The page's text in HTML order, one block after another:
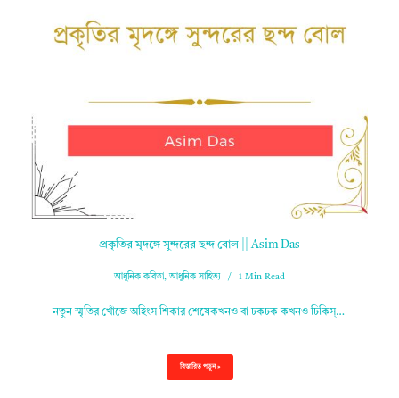
প্রকৃতির মৃদঙ্গে সুন্দরের ছন্দ বোল || Asim Das
আধুনিক কবিতা,আধুনিক সাহিত্য 1 Min Read
নতুন স্মৃতির খোঁজে অহিংস শিকার শেষেকখনও বা ঢকঢক কখনও ঢিকিস্…
বিস্তারিত পড়ুন »